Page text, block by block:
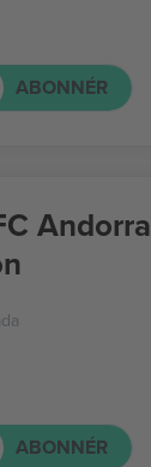
ABONNÉR
Andorra
ABONNÉR